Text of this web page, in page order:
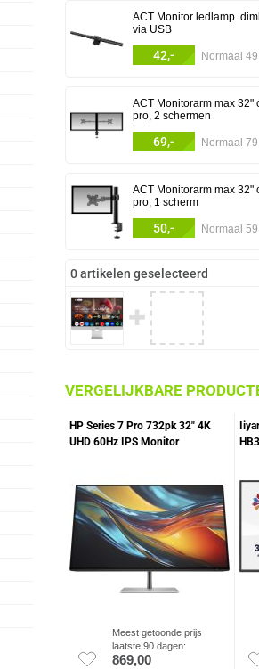
ACT Monitor ledlamp.
via USB
42,- Normaal
ACT Monitorarm max 32"
pro, 2 schermen
69,- Normaal
ACT Monitorarm max 32"
pro, 1 scherm
50,- Normaal
0 artikelen geselecteerd
✚
VERGELIJKBARE
HP Series 7 Pro 732pk 32" 4K
UHD 60Hz IPS Monitor
Meest getoonde prijs
laatste 90 dagen:
869,00